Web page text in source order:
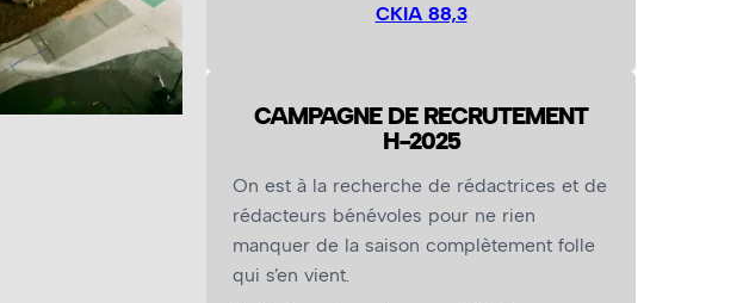
CKIA 88,3
CAMPAGNE DE RECRUTEMENT
H-2025
On est à la recherche de rédactrices et de
rédacteurs bénévoles pour ne rien
manquer de la saison complètement folle
qui s’en vient.